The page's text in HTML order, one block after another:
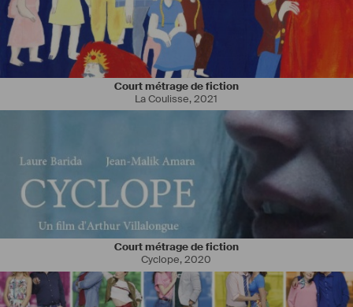
Court métrage de fiction
La Coulisse,2021
Court métrage de fiction
Cyclope,2020